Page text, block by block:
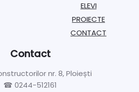
ELEVI
PROIECTE​
CONTACT
Contact
nr. 8, Ploiești
☎ 0244-512161